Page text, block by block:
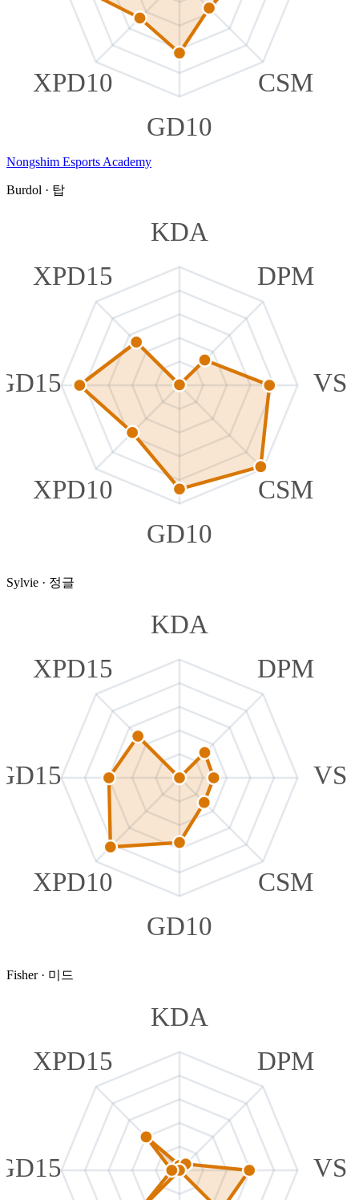
CSM
GD10
XPD10
Nongshim Esports Academy
Burdol · 탑
KDA
DPM
VS
CSM
GD10
XPD10
XPD15
Sylvie · 정글
KDA
DPM
VS
CSM
GD10
XPD10
XPD15
Fisher· 미드
KDA
DPM
VS
XPD15